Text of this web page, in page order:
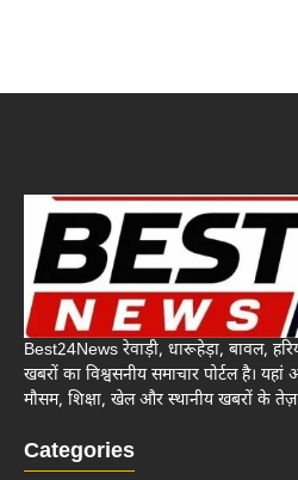
Best24News रेवाड़ी, धारूहेड़ा, बावल,
खबरों का विश्वसनीय समाचार पोर्टल है।
मौसम, शिक्षा, खेल और स्थानीय खबरों के
Categories